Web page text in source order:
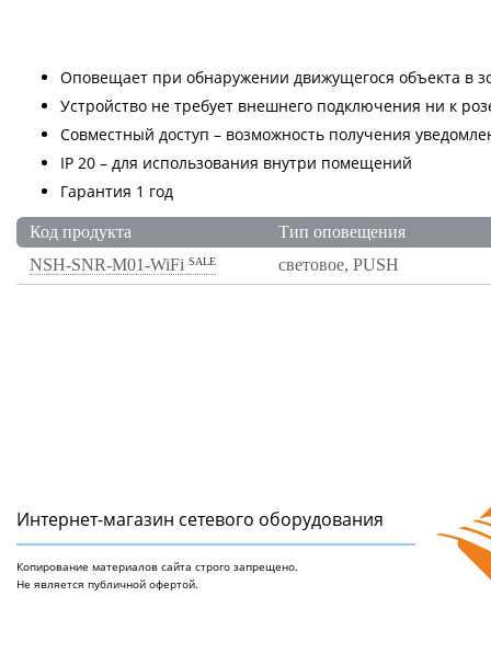
Оповещает при обнаружении движущегося объекта в
Устройство не требует внешнего подключения ни к
Совместный доступ – возможность получения
IP 20 – для использования внутри помещений
Гарантия 1 год
Код про­дук­та
Тип опо­веще­ния
NSH-SNR-M01-WiFi SALE световое, PUSH
Интернет-магазин сетeвого оборудования
Копирование материалов сайта строго запрещено.
Не является публичной офертой.